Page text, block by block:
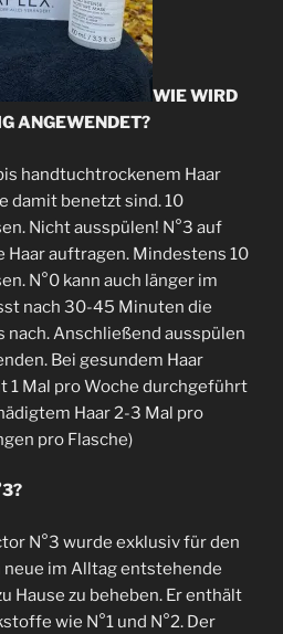
WIE WIRD
ANGEWENDET?
handtuchtrockenem Haar
damit benetzt sind. 10
Nicht ausspülen! N°3 auf
Haar auftragen. Mindestens 10
N°0 kann auch länger im
nach 30-45 Minuten die
Anschließend ausspülen
Bei gesundem Haar
1 Mal pro Woche durchgeführt
Haar 2-3 Mal pro
pro Flasche)
N°3 wurde exklusiv für den
im Alltag entstehende
Hause zu beheben. Er enthält
wie N°1 und N°2. Der